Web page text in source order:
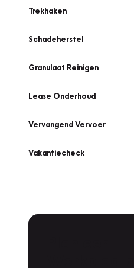
Trekhaken
Schadeherstel
Granulaat Reinigen
Lease Onderhoud
Vervangend Vervoer
Vakantiecheck